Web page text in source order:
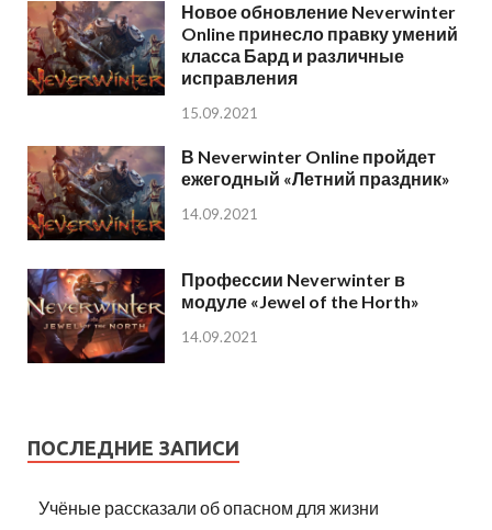
Новое обновление Neverwinter
Online принесло правку умений
класса Бард и различные
исправления
15.09.2021
В Neverwinter Online пройдет
ежегодный «Летний праздник»
14.09.2021
Профессии Neverwinter в
модуле «Jewel of the Horth»
14.09.2021
ПОСЛЕДНИЕ ЗАПИСИ
Учёные рассказали об опасном для жизни